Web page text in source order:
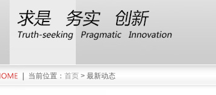
当前位置： 首页 > 最新动态